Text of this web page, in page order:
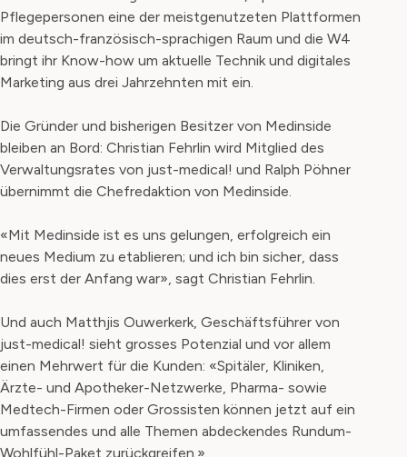
Pflegepersonen eine der meistgenutzeten Plattformen
im deutsch-französisch-sprachigen Raum und die W4
bringt ihr Know-how um aktuelle Technik und digitales
Marketing aus drei Jahrzehnten mit ein.
Die Gründer und bisherigen Besitzer von Medinside
bleiben an Bord: Christian Fehrlin wird Mitglied des
Verwaltungsrates von just-medical! und Ralph Pöhner
übernimmt die Chefredaktion von Medinside.
«Mit Medinside ist es uns gelungen, erfolgreich ein
neues Medium zu etablieren; und ich bin sicher, dass
dies erst der Anfang war», sagt Christian Fehrlin.
Und auch Matthjis Ouwerkerk, Geschäftsführer von
just-medical! sieht grosses Potenzial und vor allem
einen Mehrwert für die Kunden: «Spitäler, Kliniken,
Ärzte- und Apotheker-Netzwerke, Pharma- sowie
Medtech-Firmen oder Grossisten können jetzt auf ein
umfassendes und alle Themen abdeckendes Rundum-
Wohlfühl-Paket zurückgreifen.»